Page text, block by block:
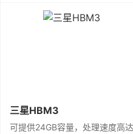
三星HBM3
可提供24GB容量，处理速度高达